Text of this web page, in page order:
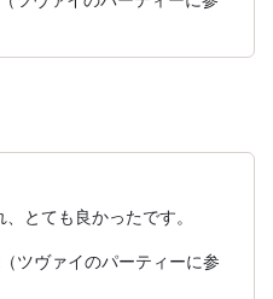
とても良かったです。
ツヴァイのパーティーに参